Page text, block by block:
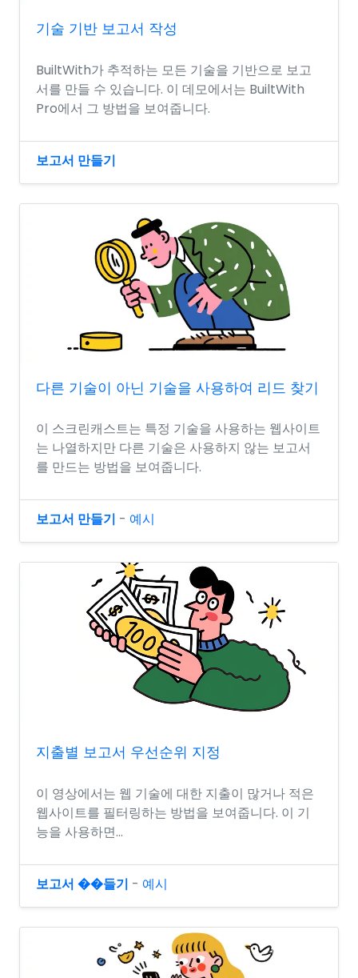
기술 기반 보고서 작성
BuiltWith가 추적하는 모든 기술을 기반으로 보고
서를 만들 수 있습니다. 이 데모에서는 BuiltWith
Pro에서 그 방법을 보여줍니다.
보고서 만들기
다른 기술이 아닌 기술을 사용하여 리드 찾기
이 스크린캐스트는 특정 기술을 사용하는 웹사이트
는 나열하지만 다른 기술은 사용하지 않는 보고서
를 만드는 방법을 보여줍니다.
보고서 만들기 - 예시
지출별 보고서 우선순위 지정
이 영상에서는 웹 기술에 대한 지출이 많거나 적은
웹사이트를 필터링하는 방법을 보여줍니다. 이 기
능을 사용하면...
보고서 ��들기 - 예시